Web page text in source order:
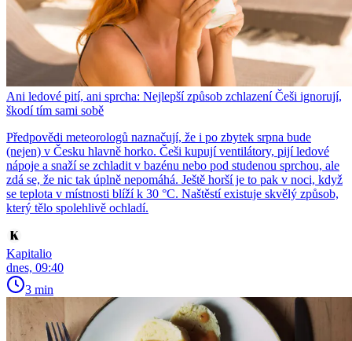
Ani ledové pití, ani sprcha: Nejlepší způsob zchlazení Češi ignorují,
škodí tím sami sobě
Předpovědi meteorologů naznačují, že i po zbytek srpna bude
(nejen) v Česku hlavně horko. Češi kupují ventilátory, pijí ledové
nápoje a snaží se zchladit v bazénu nebo pod studenou sprchou, ale
zdá se, že nic tak úplně nepomáhá. Ještě horší je to pak v noci, když
se teplota v místnosti blíží k 30 °C. Naštěstí existuje skvělý způsob,
který tělo spolehlivě ochladí.
Kapitalio
dnes, 09:40
3 min